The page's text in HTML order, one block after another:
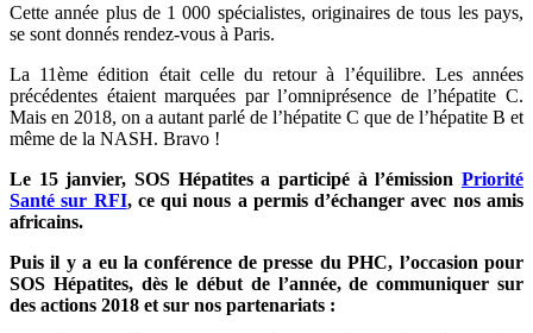
Cette année plus de 1 000 spécialistes, originaires de tous les pays,
se sont donnés rendez-vous à Paris.
La 11ème édition était celle du retour à l’équilibre. Les années
précédentes étaient marquées par l’omniprésence de l’hépatite C.
Mais en 2018, on a autant parlé de l’hépatite C que de l’hépatite B et
même de la NASH. Bravo !
Le 15 janvier, SOS Hépatites a participé à l’émission Priorité
Santé sur RFI, ce qui nous a permis d’échanger avec nos amis
africains.
Puis il y a eu la conférence de presse du PHC, l’occasion pour
SOS Hépatites, dès le début de l’année, de communiquer sur
des actions 2018 et sur nos partenariats :